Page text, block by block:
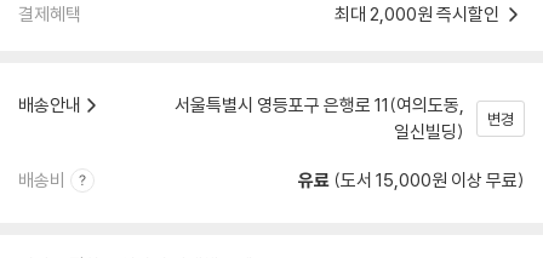
결제혜택 최대 2,000원 즉시할인
배송안내
서울특별시 영등포구 은행로 11(여의도동,
일신빌딩)
변경
배송비 유료 (도서 15,000원 이상 무료)